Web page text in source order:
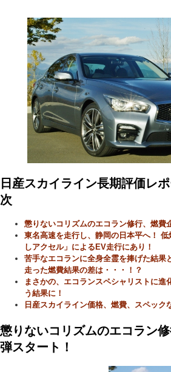
日産スカイライン長期評価レ
次
懲りないコリズムのエコラン修行、燃費
東名高速を走行し、静岡の日本平へ！
しアクセル」によるEV走行にあり！
苦手なエコランに全身全霊を捧げた結果
走った燃費結果の差は・・・！？
まさかの、エコランスペシャリストに進
う結果に！
日産スカイライン価格、燃費、スペック
懲りないコリズムのエコラン
弾スタート！